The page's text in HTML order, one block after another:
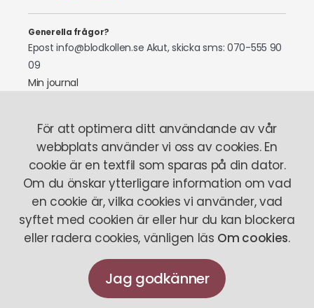
Generella frågor?
Epost info@blodkollen.se Akut, skicka sms: 070-555 90
09
Min journal
Tel: 070-522 97 87
Om oss Så fungerar det Här finns vi Stickrädsla
Vårt team
Personuppgiftspolicy
Artiklar
Senaste från oss Doktorn svarar
För att optimera ditt användande av vår
webbplats använder vi oss av cookies. En
cookie är en textfil som sparas på din dator.
Om du önskar ytterligare information om vad
en cookie är, vilka cookies vi använder, vad
syftet med cookien är eller hur du kan blockera
eller radera cookies, vänligen läs Om cookies.
Jag godkänner